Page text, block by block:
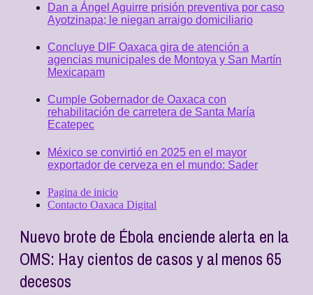
Dan a Ángel Aguirre prisión preventiva por caso
Ayotzinapa; le niegan arraigo domiciliario
Concluye DIF Oaxaca gira de atención a
agencias municipales de Montoya y San Martín
Mexicapam
Cumple Gobernador de Oaxaca con
rehabilitación de carretera de Santa María
Ecatepec
México se convirtió en 2025 en el mayor
exportador de cerveza en el mundo: Sader
Pagina de inicio
Contacto Oaxaca Digital
Nuevo brote de Ébola enciende alerta en la
OMS: Hay cientos de casos y al menos 65
decesos